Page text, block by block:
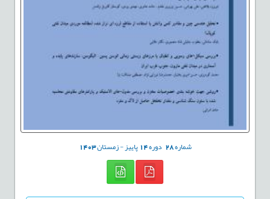
شماره28 دوره14پاییز - زمستان1403